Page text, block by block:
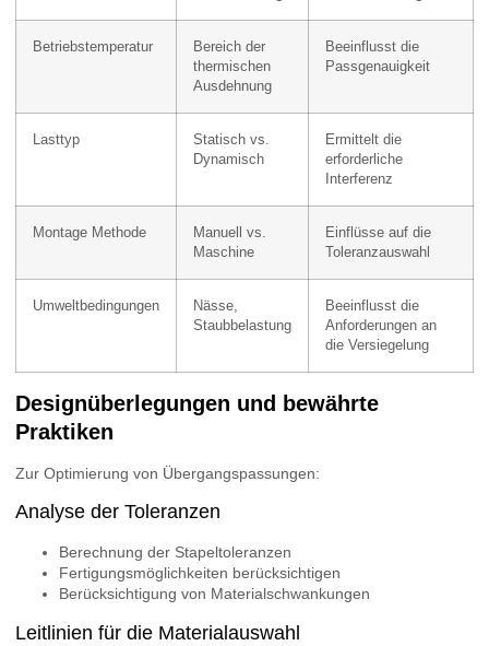
Betriebstemperatur
Bereich der
thermischen
Ausdehnung
Beeinflusst die
Passgenauigkeit
Lasttyp
Statisch vs.
Dynamisch
Ermittelt die
erforderliche
Interferenz
Montage Methode
Manuell vs.
Maschine
Einflüsse auf die
Toleranzauswahl
Umweltbedingungen
Nässe,
Staubbelastung
Beeinflusst die
Anforderungen an
die Versiegelung
Designüberlegungen und bewährte
Praktiken
Zur Optimierung von Übergangspassungen:
Analyse der Toleranzen
Berechnung der Stapeltoleranzen
Fertigungsmöglichkeiten berücksichtigen
Berücksichtigung von Materialschwankungen
Leitlinien für die Materialauswahl